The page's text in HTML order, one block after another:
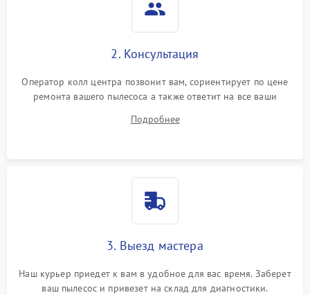
2. Консультация
Оператор колл центра позвонит вам, сориентирует по цене
ремонта вашего пылесоса а также ответит на все ваши
Подробнее
3. Выезд мастера
Наш курьер приедет к вам в удобное для вас время. Заберет
ваш пылесос и привезет на склад для диагностики.